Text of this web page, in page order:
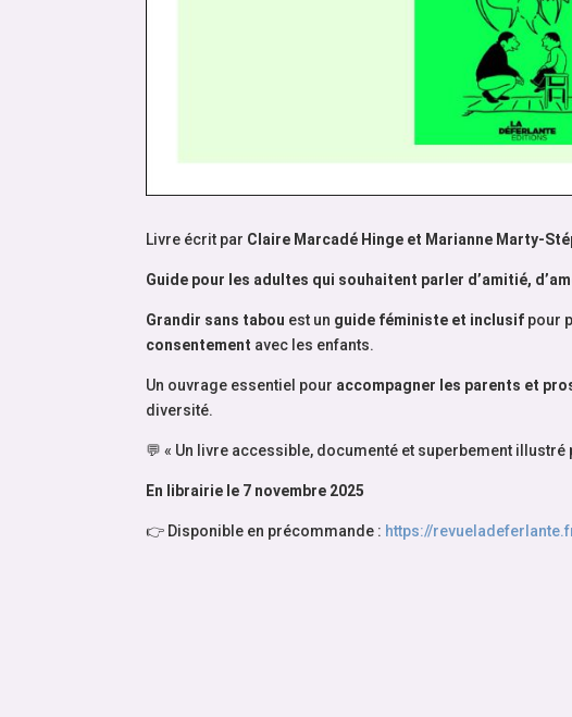
Livre écrit par Claire Marcadé Hinge et Marianne Marty-
Guide pour les adultes qui souhaitent parler d’amitié,
Grandir sans tabou est un guide féministe et inclusif pour
consentement avec les enfants.
Un ouvrage essentiel pour accompagner les parents et
diversité.
💬 « Un livre accessible, documenté et superbement
En librairie le 7 novembre 2025
👉 Disponible en précommande : https://